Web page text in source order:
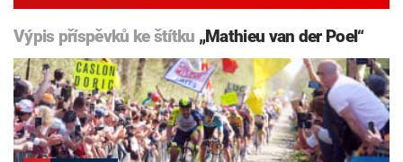
Výpis příspěvků ke štítku „Mathieu van der Poel“